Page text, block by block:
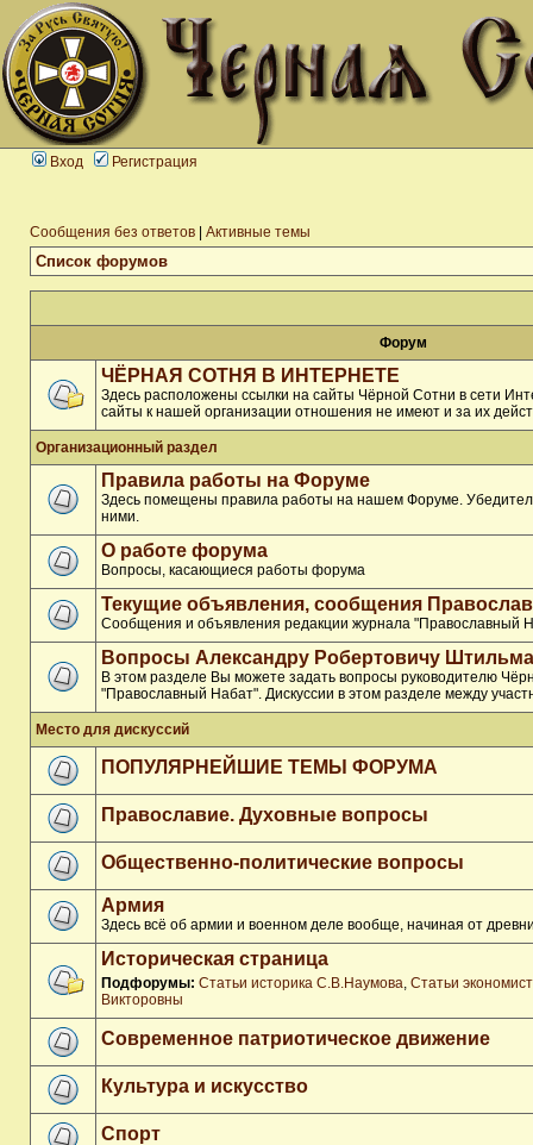
Вход Регистрация
Сообщения без ответов Активные темы
Список форумов
Форум
ЧЁРНАЯ СОТНЯ В ИНТЕРНЕТЕ
Здесь расположены ссылки на сайты Чёрной Сотни в сети
сайты к нашей организации отношения не имеют и за их
Организационный раздел
Правила работы на Форуме
Здесь помещены правила работы на нашем Форуме.
ними.
О работе форума
Вопросы, касающиеся работы форума
Текущие объявления, сообщения
Сообщения и объявления редакции журнала "Православный
Вопросы Александру Робертовичу
В этом разделе Вы можете задать вопросы руководителю
"Православный Набат". Дискуссии в этом разделе между
Место для дискуссий
ПОПУЛЯРНЕЙШИЕ ТЕМЫ ФОРУМА
Православие. Духовные вопросы
Общественно-политические вопросы
Армия
Здесь всё об армии и военном деле вообще, начиная от
Историческая страница
Подфорумы: Статьи историка С.В.Наумова, Статьи
Викторовны
Современное патриотическое движение
Культура и искусство
Спорт